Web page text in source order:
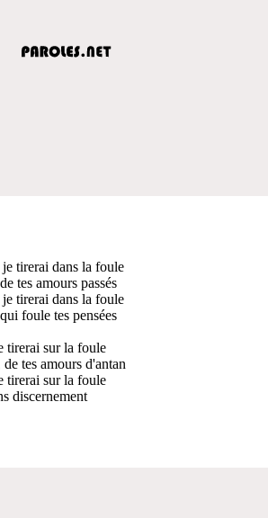
tirerai dans la foule
tes amours passés
tirerai dans la foule
foule tes pensées
tirerai sur la foule
tes amours d'antan
tirerai sur la foule
discernement